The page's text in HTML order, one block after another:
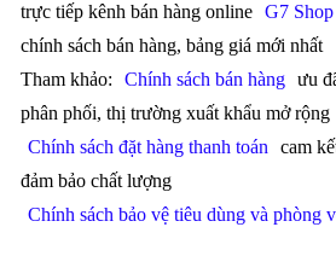
trực tiếp kênh bán hàng online G7 Shop
chính sách bán hàng, bảng giá mới nhất
Tham khảo:
Chính sách bán hàng
ưu
phân phối, thị trường xuất khẩu mở rộng
Chính sách đặt hàng thanh toán
cam
đảm bảo chất lượng
Chính sách bảo vệ tiêu dùng và phòng